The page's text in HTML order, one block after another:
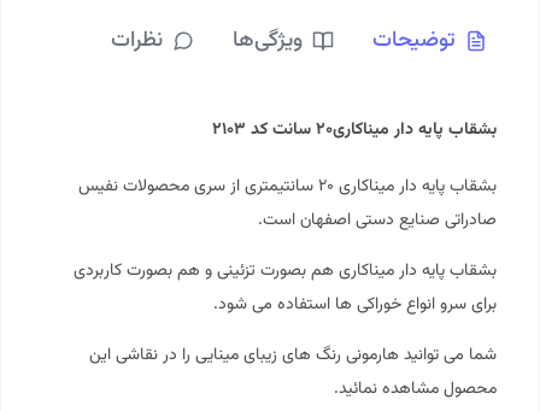
توضیحات ویژگی‌ها نظرات
بشقاب پایه دار میناکاری۲۰ سانت کد ۲۱۰۳
بشقاب پایه دارمیناکاری
۲۰ سانتیمتری از سری محصولات نفیس
صادراتی صنایع دستی اصفهان است.
بشقاب پایه دار میناکاری هم بصورت تزئینی و هم بصورت کاربردی
برای سرو انواع خوراکی ها استفاده می شود.
شما می توانید هارمونی رنگ های زیبای مینایی را در نقاشی این
محصول مشاهده نمائید.